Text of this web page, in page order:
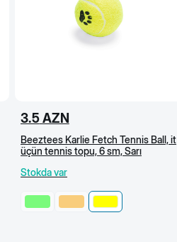
3.5 AZN
Beeztees Karlie Fetch Tennis Ball, it
üçün tennis topu, 6 sm, Sarı
Stokda var